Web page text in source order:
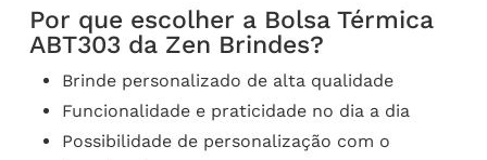
Por que escolher a Bolsa Térmica
ABT303 da Zen Brindes?
Brinde personalizado de alta qualidade
Funcionalidade e praticidade no dia a dia
Possibilidade de personalização com o